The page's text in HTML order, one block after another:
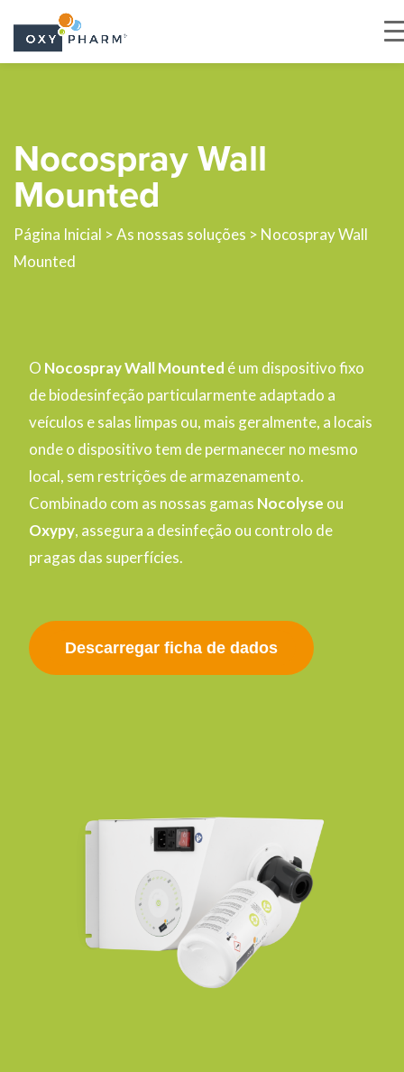
content
Nocospray Wall
Mounted
Página Inicial >As nossas soluções > Nocospray Wall
Mounted
O Nocospray Wall Mounted é um dispositivo fixo
de biodesinfeção particularmente adaptado a
veículos e salas limpas ou, mais geralmente, a locais
onde o dispositivo tem de permanecer no mesmo
local, sem restrições de armazenamento.
Combinado com as nossas gamas Nocolyse ou
Oxypy, assegura a desinfeção ou controlo de
pragas das superfícies.
Descarregar ficha de dados